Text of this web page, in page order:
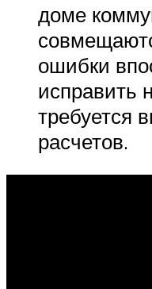
доме
ошибки
исправить
требуется
расчетов.